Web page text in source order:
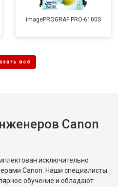
imagePROGRAF PRO-6100S
Canon
исключительно
Canon. Наши специалисты
обучение и обладают